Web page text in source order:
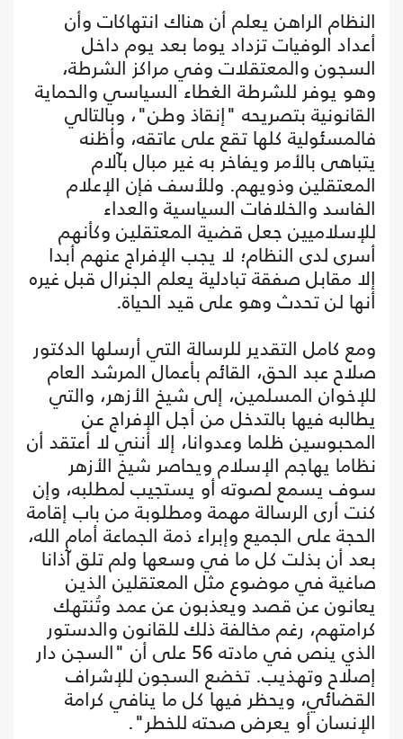
النظام الراهن يعلم أن هناك انتهاكات وأن
أعداد الوفيات تزداد يوما بعد يوم داخل
السجون والمعتقلات وفي مراكز الشرطة،
وهو يوفر للشرطة الغطاء السياسي والحماية
القانونية بتصريحه "إنقاذ وطن"، وبالتالي
فالمسئولية كلها تقع على عاتقه، وأظنه
يتباهى بالأمر ويفاخر به غير مبال بآلام
المعتقلين وذويهم. وللأسف فإن الإعلام
الفاسد والخلافات السياسية والعداء
للإسلاميين جعل قضية المعتقلين وكأنهم
أسرى لدى النظام؛ لا يجب الإفراج عنهم أبدا
إلا مقابل صفقة تبادلية يعلم الجنرال قبل غيره
أنها لن تحدث وهو على قيد الحياة.
ومع كامل التقدير للرسالة التي أرسلها الدكتور
صلاح عبد الحق، القائم بأعمال المرشد العام
للإخوان المسلمين، إلى شيخ الأزهر، والتي
يطالبه فيها بالتدخل من أجل الإفراج عن
المحبوسين ظلما وعدوانا، إلا أنني لا أعتقد أن
نظاما يهاجم الإسلام ويحاصر شيخ الأزهر
سوف يسمع لصوته أو يستجيب لمطلبه، وإن
كنت أرى الرسالة مهمة ومطلوبة من باب إقامة
الحجة على الجميع وإبراء ذمة الجماعة أمام الله،
بعد أن بذلت كل ما في وسعها ولم تلق آذانا
صاغية في موضوع مثل المعتقلين الذين
يعانون عن قصد ويعذبون عن عمد وتُنتهك
كرامتهم، رغم مخالفة ذلك للقانون والدستور
الذي ينص في مادته 56 على أن "السجن دار
إصلاح وتهذيب. تخضع السجون للإشراف
القضائي، ويحظر فيها كل ما ينافي كرامة
الإنسان أو يعرض صحته للخطر".